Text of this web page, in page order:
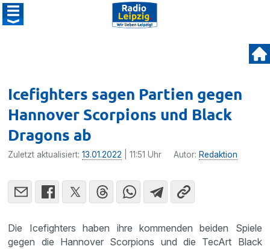
Icefighters sagen Partien gegen
Hannover Scorpions und Black
Dragons ab
Zuletzt aktualisiert:13.01.2022 | 11:51 Uhr Autor: Redaktion
Die Icefighters haben ihre kommenden beiden Spiele
gegen die Hannover Scorpions und die TecArt Black